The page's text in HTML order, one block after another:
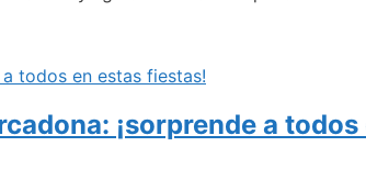
¡sorprende a